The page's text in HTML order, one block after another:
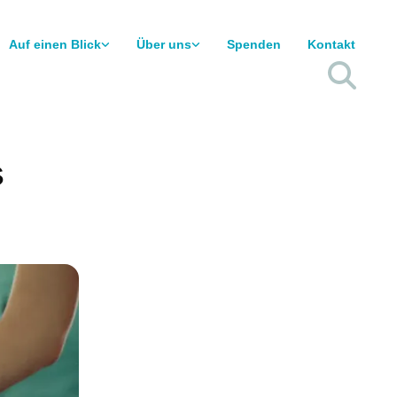
Auf einen Blick Über uns Spenden Kontakt